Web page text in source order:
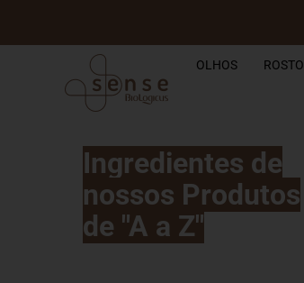
OLHOS ROSTO
Ingredientes de
nossos Produtos
de "A a Z"